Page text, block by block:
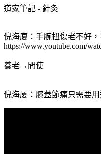
道家筆記 - 針灸
倪海廈：手腕扭傷老不好
https://www.youtube.com/
養老→間使
倪海厦：膝蓋節痛只需要